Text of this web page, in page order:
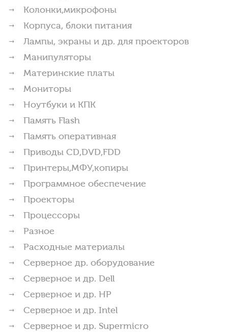
Колонки,микрофоны
Корпуса, блоки питания
Лампы, экраны и др. для проекторов
Манипуляторы
Материнские платы
Мониторы
Ноутбуки и КПК
Память Flash
Память оперативная
Приводы CD,DVD,FDD
Принтеры,МФУ,копиры
Программное обеспечение
Проекторы
Процессоры
Разное
Расходные материалы
Серверное др. оборудование
Серверное и др. Dell
Серверное и др. HP
Серверное и др. Intel
Серверное и др. Supermicro